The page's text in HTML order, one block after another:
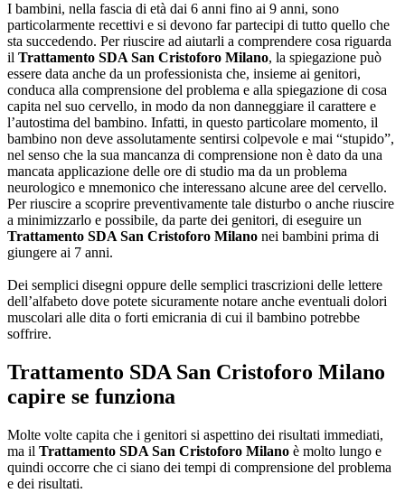
I bambini, nella fascia di età dai 6 anni fino ai 9 anni, sono
particolarmente recettivi e si devono far partecipi di tutto quello che
sta succedendo. Per riuscire ad aiutarli a comprendere cosa riguarda
il Trattamento SDA San Cristoforo Milano, la spiegazione può
essere data anche da un professionista che, insieme ai genitori,
conduca alla comprensione del problema e alla spiegazione di cosa
capita nel suo cervello, in modo da non danneggiare il carattere e
l’autostima del bambino. Infatti, in questo particolare momento, il
bambino non deve assolutamente sentirsi colpevole e mai “stupido”,
nel senso che la sua mancanza di comprensione non è dato da una
mancata applicazione delle ore di studio ma da un problema
neurologico e mnemonico che interessano alcune aree del cervello.
Per riuscire a scoprire preventivamente tale disturbo o anche riuscire
a minimizzarlo e possibile, da parte dei genitori, di eseguire un
Trattamento SDA San Cristoforo Milano nei bambini prima di
giungere ai 7 anni.
Dei semplici disegni oppure delle semplici trascrizioni delle lettere
dell’alfabeto dove potete sicuramente notare anche eventuali dolori
muscolari alle dita o forti emicrania di cui il bambino potrebbe
soffrire.
Trattamento SDA San Cristoforo Milano
capire se funziona
Molte volte capita che i genitori si aspettino dei risultati immediati,
ma il Trattamento SDA San Cristoforo Milano è molto lungo e
quindi occorre che ci siano dei tempi di comprensione del problema
e dei risultati.